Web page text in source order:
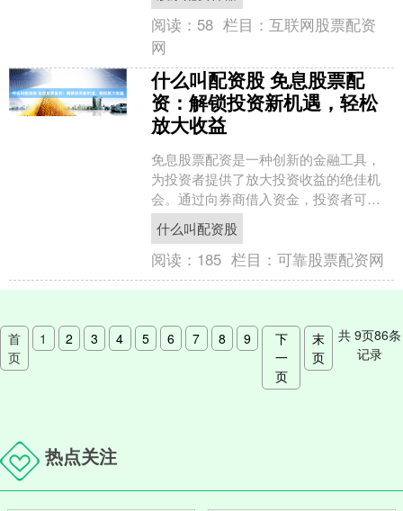
阅读： 58 栏目：互联网股票配资
网
什么叫配资股 免息股票配
资：解锁投资新机遇，轻松
放大收益
免息股票配资是一种创新的金融工具，
为投资者提供了放大投资收益的绝佳机
会。通过向券商借入资金，投资者可以
购买更多股票，从而增加潜在利润。 首
先，你需要在证券公司开....
什么叫配资股
阅读： 185 栏目：可靠股票配资网
首
页
1 2 3 4 5 6 7 8 9
下
一
页
末
页
共9页86条
记录
热点关注